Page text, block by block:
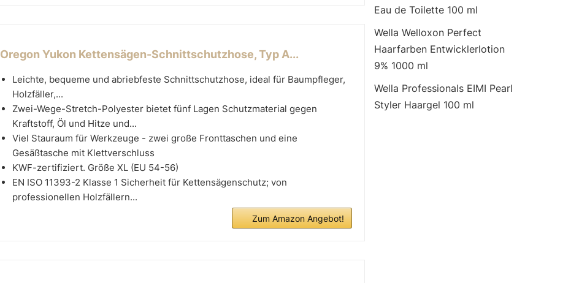
Oregon Yukon Kettensägen-Schnittschutzhose, Typ A...
Leichte, bequeme und abriebfeste Schnittschutzhose, ideal für Baumpfleger,
Holzfäller,...
Zwei-Wege-Stretch-Polyester bietet fünf Lagen Schutzmaterial gegen
Kraftstoff, Öl und Hitze und...
Viel Stauraum für Werkzeuge - zwei große Fronttaschen und eine
Gesäßtasche mit Klettverschluss
KWF-zertifiziert. Größe XL (EU 54-56)
EN ISO 11393-2 Klasse 1 Sicherheit für Kettensägenschutz; von
professionellen Holzfällern...
Zum Amazon Angebot!
Eau de Toilette 100 ml
Wella Welloxon Perfect
Haarfarben Entwicklerlotion
9% 1000 ml
Wella Professionals EIMI Pearl
Styler Haargel 100 ml